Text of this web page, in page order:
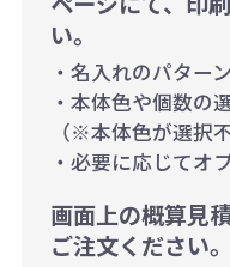
い。
・名入れのパター
・本体色や個数の
（※本体色が選択
・必要に応じてオ
画面上の概算見
ご注文ください。